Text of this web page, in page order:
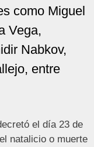
como Miguel
Vega,
Nabkov,
entre
el día 23 de
natalicio o muerte